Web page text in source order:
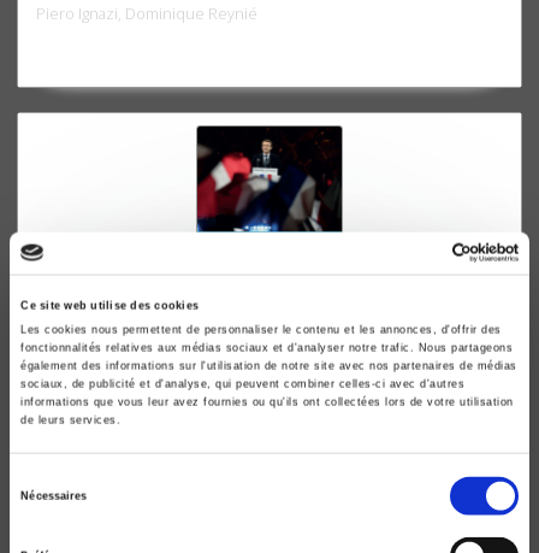
Ce site web utilise des cookies
Les cookies nous permettent de personnaliser le contenu et les annonces, d'offrir des
fonctionnalités relatives aux médias sociaux et d'analyser notre trafic. Nous partageons
également des informations sur l'utilisation de notre site avec nos partenaires de médias
sociaux, de publicité et d'analyse, qui peuvent combiner celles-ci avec d'autres
informations que vous leur avez fournies ou qu'ils ont collectées lors de votre utilisation
de leurs services.
Nécessaires
Piero Ignazi, Dominique Reynié
Le Vote disruptif
Les élections présidentielle et législatives de 2017